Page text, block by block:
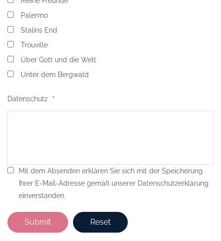
Palermo
Stalins End
Trouville
Über Gott und die Welt
Unter dem Bergwald
Datenschutz *
Mit dem Absenden erklären Sie sich mit der Speicherung
Ihrer E-Mail-Adresse gemäß unserer Datenschutzerklärung
einverstanden.